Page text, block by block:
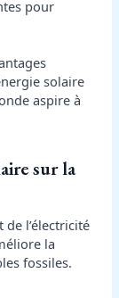
pour
solaire
aspire à
sur la
de l’électricité
la
fossiles.